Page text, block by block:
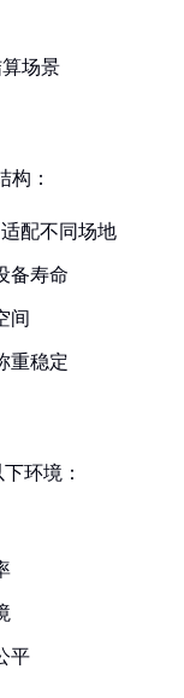
场景
构：
配不同场地
备寿命
间
重稳定
环境：
平